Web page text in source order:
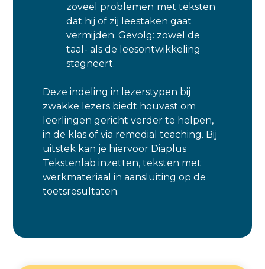
zoveel problemen met teksten
dat hij of zij leestaken gaat
vermijden. Gevolg: zowel de
taal- als de leesontwikkeling
stagneert.
Deze indeling in lezerstypen bij
zwakke lezers biedt houvast om
leerlingen gericht verder te helpen,
in de klas of via remedial teaching. Bij
uitstek kan je hiervoor Diaplus
Tekstenlab inzetten, teksten met
werkmateriaal in aansluiting op de
toetsresultaten.